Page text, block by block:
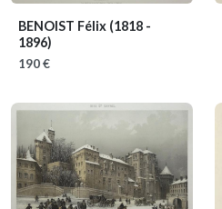
BENOIST Félix (1818 -
1896)
190 €